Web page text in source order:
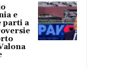
e
parti a